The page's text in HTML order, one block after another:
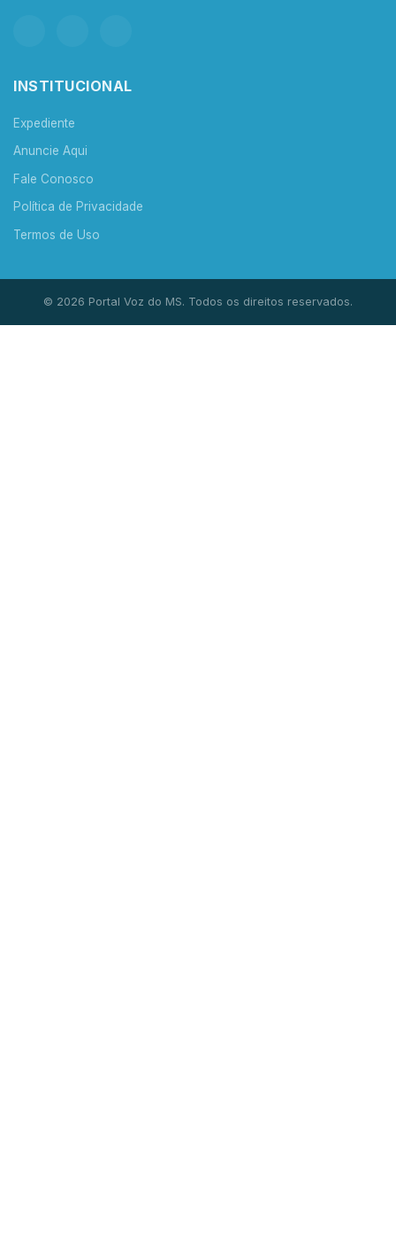
INSTITUCIONAL
Expediente
Anuncie Aqui
Fale Conosco
Política de Privacidade
Termos de Uso
© 2026 Portal Voz do MS. Todos os direitos reservados.